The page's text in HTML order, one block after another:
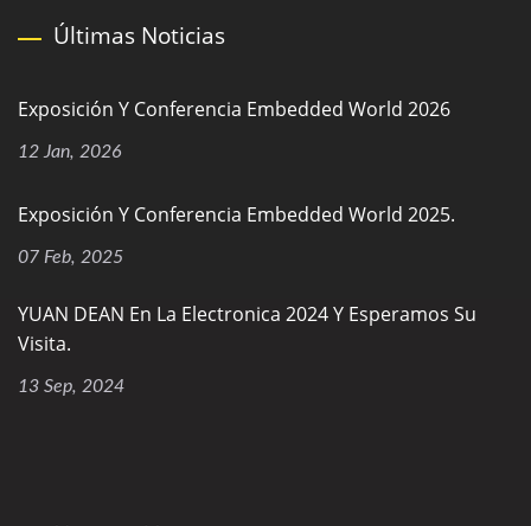
Últimas Noticias
Exposición Y Conferencia Embedded World 2026
12 Jan, 2026
Exposición Y Conferencia Embedded World 2025.
07 Feb, 2025
YUAN DEAN En La Electronica 2024 Y Esperamos Su
Visita.
13 Sep, 2024